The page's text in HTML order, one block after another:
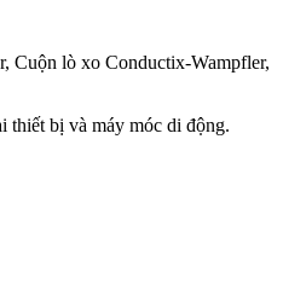
Cuộn lò xo Conductix-Wampfler,
thiết bị và máy móc di động.